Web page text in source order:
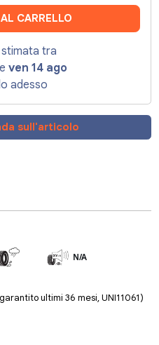
CARRELLO
tra
e ven 14 ago
adesso
sull'articolo
N/A
ultimi 36 mesi, UNI11061)